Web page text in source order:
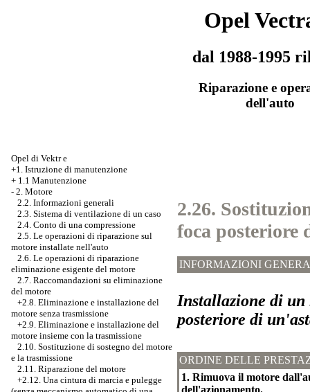
Opel
dal 1988-1995
Riparazione e
dell'auto
Opel di Vektr e
+1. Istruzione di manutenzione
+ 1.1 Manutenzione
- 2. Motore
2.2. Informazioni generali
2.3. Sistema di ventilazione di un caso
2.4. Conto di una compressione
2.5. Le operazioni di riparazione sul
motore installate nell'auto
2.6. Le operazioni di riparazione
eliminazione esigente del motore
2.7. Raccomandazioni su eliminazione
del motore
+2.8. Eliminazione e installazione del
motore senza trasmissione
+2.9. Eliminazione e installazione del
motore insieme con la trasmissione
2.10. Sostituzione di sostegno del motore
e la trasmissione
2.11. Riparazione del motore
+2.12. Una cintura di marcia e pulegge
2.26.
foca posteriore
INFORMAZIONI
Installazione di
posteriore di
ORDINE DELLE
1. Rimuova il motore
dell'azionamento.